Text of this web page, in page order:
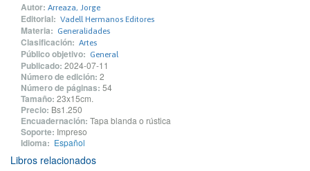
Autor: Arreaza, Jorge
Editorial: Vadell Hermanos Editores
Materia: Generalidades
Clasificación: Artes
Público objetivo: General
Publicado: 2024-07-11
Número de edición: 2
Número de páginas: 54
Tamaño: 23x15cm.
Precio: Bs1.250
Encuadernación: Tapa blanda o rústica
Soporte: Impreso
Idioma: Español
Libros relacionados